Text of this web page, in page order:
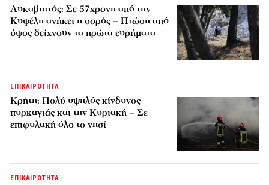
Λυκαβηττός: Σε 57χρονη από την
Κυψέλη ανήκει η σορός – Πτώση από
ύψος δείχνουν τα πρώτα ευρήματα
ΕΠΙΚΑΙΡΟΤΗΤΑ
Κρήτη: Πολύ υψηλός κίνδυνος
πυρκαγιάς και την Κυριακή – Σε
επιφυλακή όλο το νησί
ΕΠΙΚΑΙΡΟΤΗΤΑ